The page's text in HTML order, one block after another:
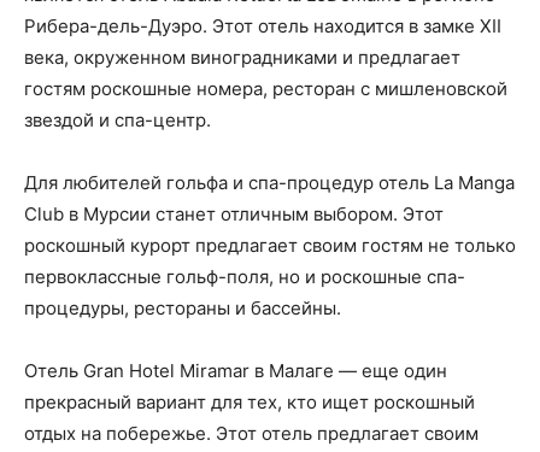
Рибера-дель-Дуэро. Этот отель находится в замке XII
века, окруженном виноградниками и предлагает
гостям роскошные номера, ресторан с мишленовской
звездой и спа-центр.
Для любителей гольфа и спа-процедур отель La Manga
Club в Мурсии станет отличным выбором. Этот
роскошный курорт предлагает своим гостям не только
первоклассные гольф-поля, но и роскошные спа-
процедуры, рестораны и бассейны.
Отель Gran Hotel Miramar в Малаге — еще один
прекрасный вариант для тех, кто ищет роскошный
отдых на побережье. Этот отель предлагает своим